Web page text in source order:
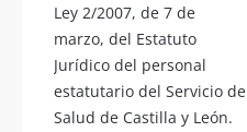
Ley 2/2007, de 7 de
marzo, del Estatuto
Jurídico del personal
estatutario del Servicio de
Salud de Castilla y León.